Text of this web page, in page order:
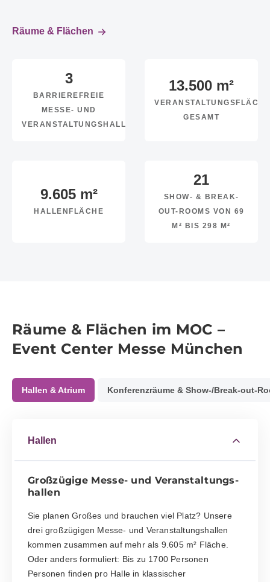
Räume & Flächen
3
BARRIEREFREIE
MESSE- UND
VERANSTALTUNGSHALLEN
13.500 m²
VERANSTALTUNGSFLÄCHE
GESAMT
9.605m²
HALLENFLÄCHE
21
SHOW- & BREAK-
OUT-ROOMS VON 69
M² BIS 298 M²
Räume & Flächen im MOC –
Event Center Messe München
Hallen & Atrium Konferenzräume & Show-/Break-out-
Hallen
Großzügige Messe- und Ver­an­stal­tungs­
hallen
Sie planen Großes und brauchen viel Platz? Unsere
drei großzügigen Messe- und Veranstaltungshallen
kommen zusammen auf mehr als 9.605 m² Fläche.
Oder anders formuliert: Bis zu 1700 Personen
Personen finden pro Halle in klassischer